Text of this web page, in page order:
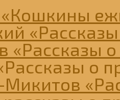
«Кошкины
«Рассказы
о